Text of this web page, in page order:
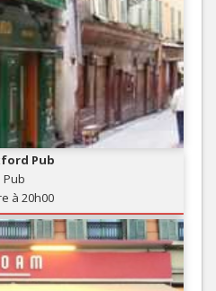
Pub
Pub
à 20h00